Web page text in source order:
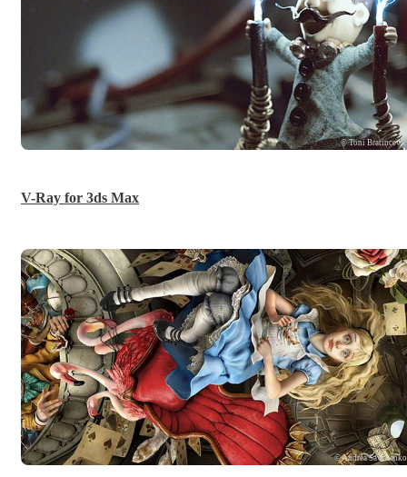
© Toni Bratincevic
V-Ray for 3ds Max
© Andrea Savchenko